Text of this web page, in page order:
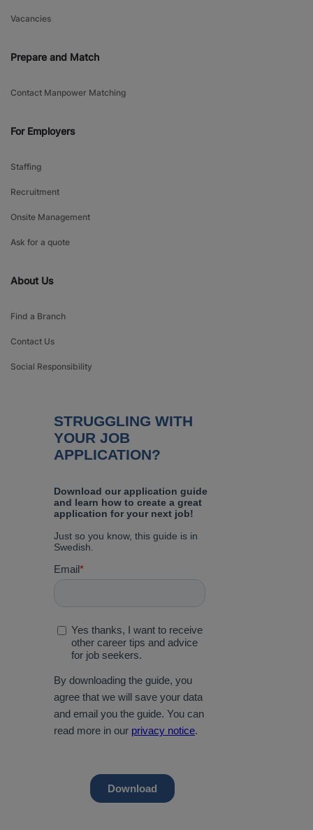
Vacancies
Prepare and Match
Contact Manpower Matching
For Employers
Staffing
Recruitment
Onsite Management
Ask for a quote
About Us
Find a Branch
Contact Us
Social Responsibility